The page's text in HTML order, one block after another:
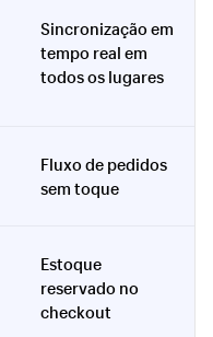
Sincronização em
tempo real em
todos os lugares
Fluxo de pedidos
sem toque
Estoque
reservado no
checkout